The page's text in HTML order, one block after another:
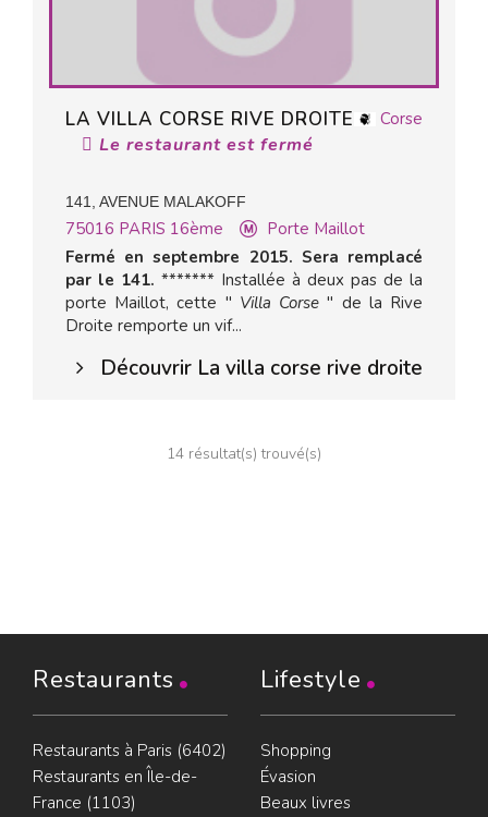
Corse
LA VILLA CORSE RIVE DROITE
Le restaurant est fermé
141, AVENUE MALAKOFF
75016 PARIS 16ème
Porte Maillot
Fermé en septembre 2015. Sera remplacé
par le 141. ******* Installée à deux pas de la
porte Maillot, cette " Villa Corse" de la Rive
Droite remporte un vif...
Découvrir La villa corse rive droite
14 résultat(s) trouvé(s)
Restaurants
Restaurants à Paris (6402)
Restaurants en Île-de-
France (1103)
Lifestyle
Shopping
Évasion
Beaux livres